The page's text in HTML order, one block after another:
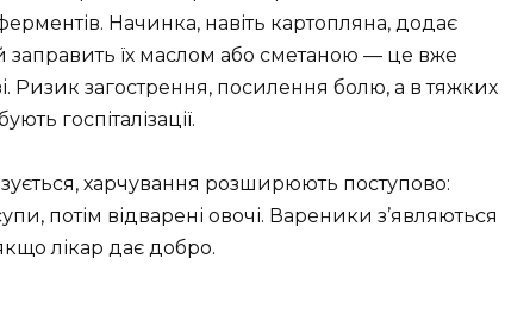
Начинка, навіть картопляна, додає
їх маслом або сметаною — це вже
Ризик загострення, посилення болю, а в тяжких
госпіталізації.
харчування розширюють поступово:
потім відварені овочі. Вареники з’являються
лікар дає добро.